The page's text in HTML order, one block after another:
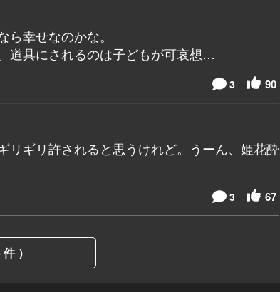
幸せなのかな。
道具にされるのは子どもが可哀想…
90
3
リギリ許されると思うけれど。うーん、姫花酔
67
3
）